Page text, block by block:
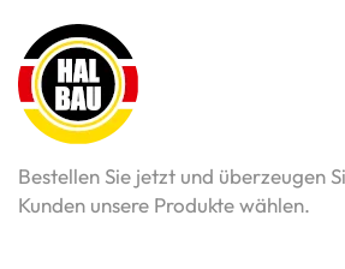
Bestellen Sie jetzt und überzeugen
Kunden unsere Produkte wählen.